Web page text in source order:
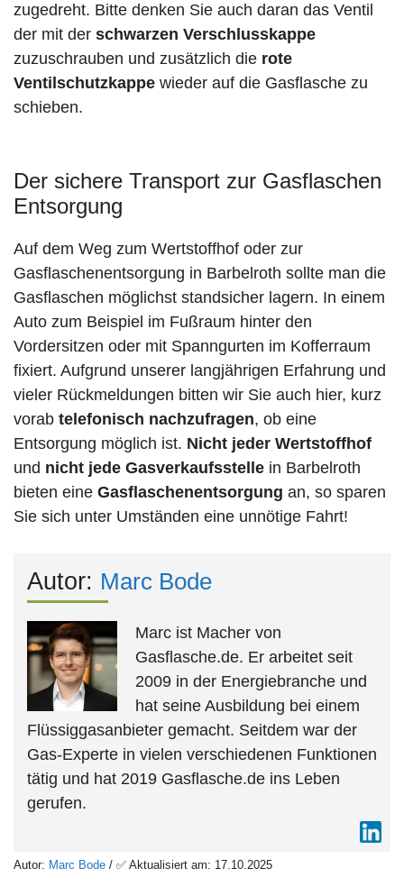
zugedreht. Bitte denken Sie auch daran das Ventil
der mit der schwarzen Verschlusskappe
zuzuschrauben und zusätzlich die rote
Ventilschutzkappe wieder auf die Gasflasche zu
schieben.
Der sichere Transport zur Gasflaschen
Entsorgung
Auf dem Weg zum Wertstoffhof oder zur
Gasflaschenentsorgung in Barbelroth sollte man die
Gasflaschen möglichst standsicher lagern. In einem
Auto zum Beispiel im Fußraum hinter den
Vordersitzen oder mit Spanngurten im Kofferraum
fixiert. Aufgrund unserer langjährigen Erfahrung und
vieler Rückmeldungen bitten wir Sie auch hier, kurz
vorab telefonisch nachzufragen, ob eine
Entsorgung möglich ist. Nicht jeder Wertstoffhof
und nicht jede Gasverkaufsstelle in Barbelroth
bieten eine Gasflaschenentsorgung an, so sparen
Sie sich unter Umständen eine unnötige Fahrt!
Autor: Marc Bode
Marc ist Macher von
Gasflasche.de. Er arbeitet seit
2009 in der Energiebranche und
hat seine Ausbildung bei einem
Flüssiggasanbieter gemacht. Seitdem war der
Gas-Experte in vielen verschiedenen Funktionen
tätig und hat 2019 Gasflasche.de ins Leben
gerufen.
Autor: Marc Bode / ✅ Aktualisiert am: 17.10.2025